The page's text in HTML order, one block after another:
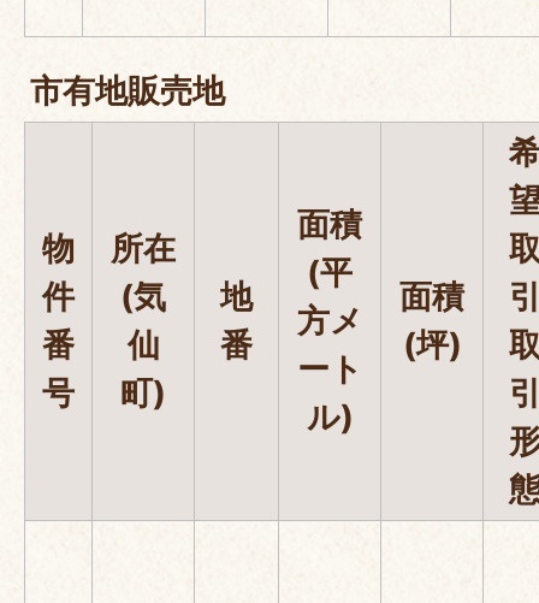
市有地販売地
物
件
番
号
所在
(気
仙
町)
地
番
面積
(平
方メ
ート
ル)
面積
(坪)